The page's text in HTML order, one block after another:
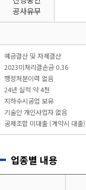
공사유무
예금결산 및 자체결산
2023미처리결손금 0.36
행정처분이력 없음
24년 실적 약 4천
지하수시공업 보유
기술인 개인사업자 없음
공제조합 미대출 (계약시 대출)
업종별 내용